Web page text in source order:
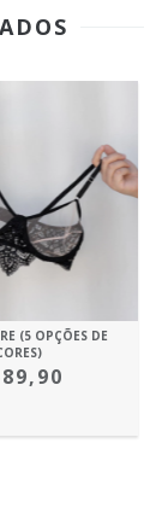
(5 OPÇÕES DE